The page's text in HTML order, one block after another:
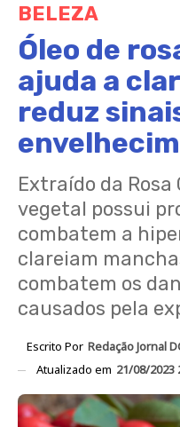
BELEZA
Óleo de
ajuda a
reduz
Extraído da Rosa
vegetal possui
combatem a
clareiam
combatem os
causados pela
Escrito Por Redação Jornal
Atualizado em 21/08/2023